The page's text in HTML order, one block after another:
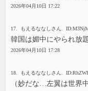
2026年04月10日 17:22
17. もえるななしさん.
韓国は媚中にやられ放
2026年04月10日 17:28
18. もえるななしさん.
（妙だな…左翼は世界